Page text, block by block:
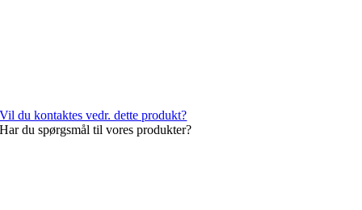
Vil du kontaktes vedr. dette produkt?
Har du spørgsmål til vores produkter?